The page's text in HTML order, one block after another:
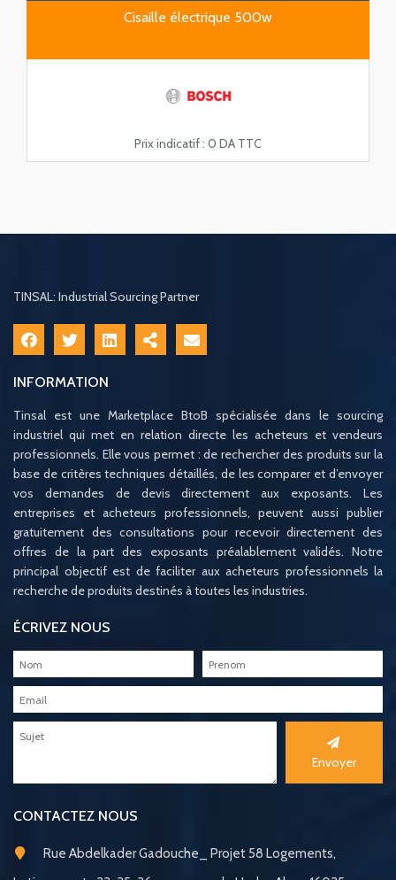
Cisaille électrique 500w
Prix indicatif : 0 DA TTC
TINSAL: Industrial Sourcing Partner
INFORMATION
Tinsal est une Marketplace BtoB spécialisée dans le sourcing
industriel qui met en relation directe les acheteurs et vendeurs
professionnels. Elle vous permet : de rechercher des produits sur la
base de critères techniques détaillés, de les comparer et d’envoyer
vos demandes de devis directement aux exposants. Les
entreprises et acheteurs professionnels, peuvent aussi publier
gratuitement des consultations pour recevoir directement des
offres de la part des exposants préalablement validés. Notre
principal objectif est de faciliter aux acheteurs professionnels la
recherche de produits destinés à toutes les industries.
ÉCRIVEZ NOUS
Envoyer
CONTACTEZ NOUS
Rue Abdelkader Gadouche_ Projet 58 Logements,